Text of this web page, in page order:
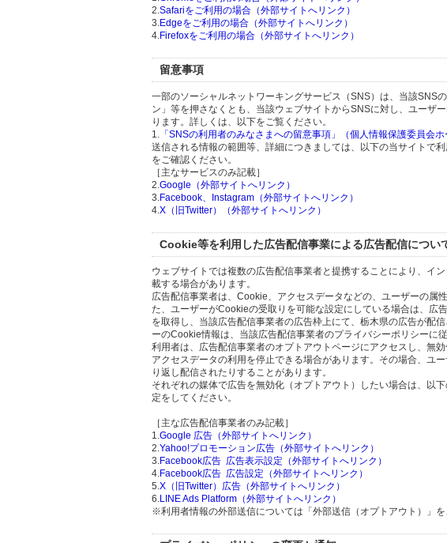
2.Safariをご利用の場合（外部サイトへリンク）
3.Edgeをご利用の場合（外部サイトへリンク）
4.Firefoxをご利用の場合（外部サイトへリンク）
留意事項
一部のソーシャルネットワーキングサービス（SNS）は、当該SNS
ン」等を押さなくとも、当該ウェブサイトからSNSに対し、ユーザ
ります。詳しくは、以下をご覧ください。
1. 「SNSの利用者のみなさまへの留意事項」（個人情報保護委員会
送信される情報の範囲等、詳細につきましては、以下の当サイトで
をご確認ください。
［主なサービスのみ記載］
2.Google（外部サイトへリンク）
3.Facebook、Instagram（外部サイトへリンク）
4.X（旧Twitter）（外部サイトへリンク）
Cookie等を利用した広告配信事業による広告配信につい
ウェブサイトでは複数の広告配信事業者と提携することにより、イ
載する場合があります。
広告配信事業者は、Cookie、アクセスデータなどの、ユーザーの属
た、ユーザーがCookieの受取りを可能な設定にしている場合は、広
を取得し、当該広告配信事業者の広告枠上にて、栃木県の広告が配
ーのCookie情報は、当該広告配信事業者のプライバシーポリシーに
利用者は、広告配信事業者のオプトアウトページにアクセスし、無
アクセスデータの利用を停止できる場合があります。その場合、ユ
り返し配信されたりすることがあります。
それぞれの媒体で広告を無効化（オプトアウト）したい場合は、以
定をしてください。
［主な広告配信事業者のみ記載］
1.Google 広告（外部サイトへリンク）
2.Yahoo!プロモーション広告（外部サイトへリンク）
3.Facebook広告 広告表示設定（外部サイトへリンク）
4.Facebook広告 広告設定（外部サイトへリンク）
5.X（旧Twitter）広告（外部サイトへリンク）
6.LINE Ads Platform（外部サイトへリンク）
※利用者情報の外部送信については「外部送信（オプトアウト）」を